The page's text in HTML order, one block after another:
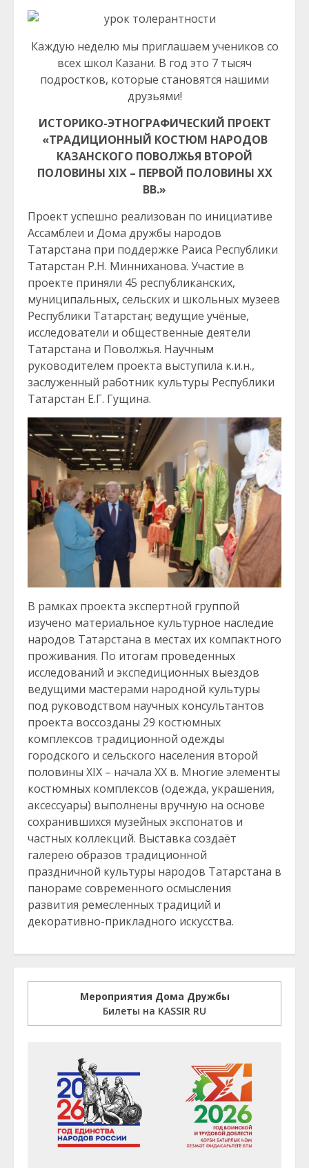
Каждую неделю мы приглашаем учеников со
всех школ Казани. В год это 7 тысяч
подростков, которые становятся нашими
друзьями!
ИСТОРИКО-ЭТНОГРАФИЧЕСКИЙ ПРОЕКТ
«ТРАДИЦИОННЫЙ КОСТЮМ НАРОДОВ
КАЗАНСКОГО ПОВОЛЖЬЯ ВТОРОЙ
ПОЛОВИНЫ XIX – ПЕРВОЙ ПОЛОВИНЫ XX
ВВ.»
Проект успешно реализован по инициативе
Ассамблеи и Дома дружбы народов
Татарстана при поддержке Раиса Республики
Татарстан Р.Н. Минниханова. Участие в
проекте приняли 45 республиканских,
муниципальных, сельских и школьных музеев
Республики Татарстан; ведущие учёные,
исследователи и общественные деятели
Татарстана и Поволжья. Научным
руководителем проекта выступила к.и.н.,
заслуженный работник культуры Республики
Татарстан Е.Г. Гущина.
В рамках проекта экспертной группой
изучено материальное культурное наследие
народов Татарстана в местах их компактного
проживания. По итогам проведенных
исследований и экспедиционных выездов
ведущими мастерами народной культуры
под руководством научных консультантов
проекта воссозданы 29 костюмных
комплексов традиционной одежды
городского и сельского населения второй
половины XIX – начала XX в. Многие элементы
костюмных комплексов (одежда, украшения,
аксессуары) выполнены вручную на основе
сохранившихся музейных экспонатов и
частных коллекций. Выставка создаёт
галерею образов традиционной
праздничной культуры народов Татарстана в
панораме современного осмысления
развития ремесленных традиций и
декоративно-прикладного искусства.
Мероприятия Дома Дружбы
Билеты на KASSIR RU